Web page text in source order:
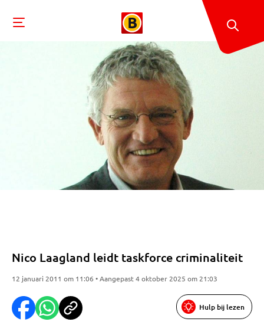
Nico Laagland leidt taskforce criminaliteit
12 januari 2011 om 11:06 • Aangepast 4 oktober 2025 om 21:03
Hulp bij lezen